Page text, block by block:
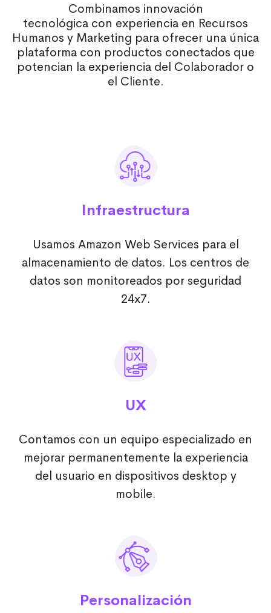
Combinamos innovación
tecnológica con experiencia en Recursos
Humanos y Marketing para ofrecer una única
plataforma con productos conectados que
potencian la experiencia del Colaborador o
el Cliente.
Infraestructura
Usamos Amazon Web Services para el
almacenamiento de datos. Los centros de
datos son monitoreados por seguridad
24x7.
UX
Contamos con un equipo especializado en
mejorar permanentemente la experiencia
del usuario en dispositivos desktop y
mobile.
Personalización